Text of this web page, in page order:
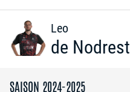
Leo
de Nodrest
SAISON 2024-2025